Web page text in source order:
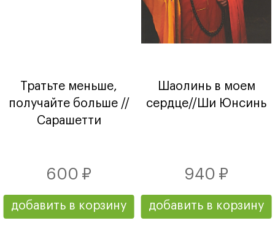
Тратьте меньше,
получайте больше //
Сарашетти
600 ₽
добавить в корзину
Шаолинь в моем
сердце//Ши Юнсинь
940 ₽
добавить в корзину